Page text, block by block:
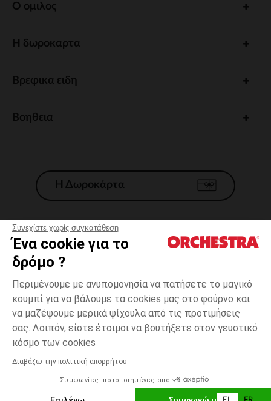
Συνεχίστε χωρίς συγκατάθεση
Ένα cookie για το
δρόμο ?
Περιμένουμε με ανυπομονησία να πατήσετε το μαγικό
κουμπί για να βάλουμε τα cookies μας στο φούρνο και
να μαζέψουμε μερικά ψίχουλα από τις προτιμήσεις
σας. Λοιπόν, είστε έτοιμοι να βουτήξετε στον γευστικό
κόσμο των cookies
Διαβάζω την πολιτική απορρήτου
Συμφωνίες πιστοποιημένες από
Multicolore
1
Δυνατότητα πληρωμής με
ΠΡΟΣΘΉΚΗ ΣΤΟ ΚΑΛΆΘΙ
Ο ομιλος
Η δωροκαρτα
Βρεφικα ειδη
Βοηθεια
Η Δωροκάρτα
Γενικοί 'Οροι Πώλησης
*Εμπορικες προσφορες
Προσωπικά δεδομένα
Διαχείρηση των cookies
Προσβασιμότητα: μη συμμορφούμενη
H Orchestra συμμετέχει στον κωδικά δεοντολογίας και στο σύστημα
μεσολάβησης της Γαλλικής Ομοσπονδίας Ηλεκτρονικού Εμπορίου.